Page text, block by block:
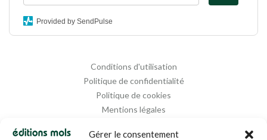
Gérer le consentement
Provided by SendPulse
Conditions d'utilisation
Politique de confidentialité
Politique de cookies
Mentions légales